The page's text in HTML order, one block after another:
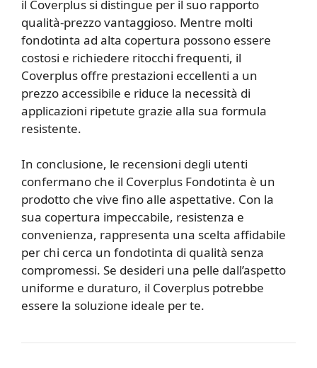
il Coverplus si distingue per il suo rapporto
qualità-prezzo vantaggioso. Mentre molti
fondotinta ad alta copertura possono essere
costosi e richiedere ritocchi frequenti, il
Coverplus offre prestazioni eccellenti a un
prezzo accessibile e riduce la necessità di
applicazioni ripetute grazie alla sua formula
resistente.
In conclusione, le recensioni degli utenti
confermano che il Coverplus Fondotinta è un
prodotto che vive fino alle aspettative. Con la
sua copertura impeccabile, resistenza e
convenienza, rappresenta una scelta affidabile
per chi cerca un fondotinta di qualità senza
compromessi. Se desideri una pelle dall’aspetto
uniforme e duraturo, il Coverplus potrebbe
essere la soluzione ideale per te.